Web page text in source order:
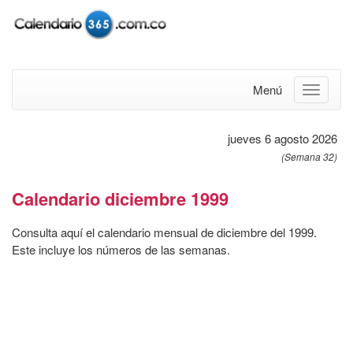
Menú
jueves 6 agosto 2026
(Semana 32)
Calendario diciembre 1999
Consulta aquí el calendario mensual de diciembre del 1999.
Este incluye los números de las semanas.